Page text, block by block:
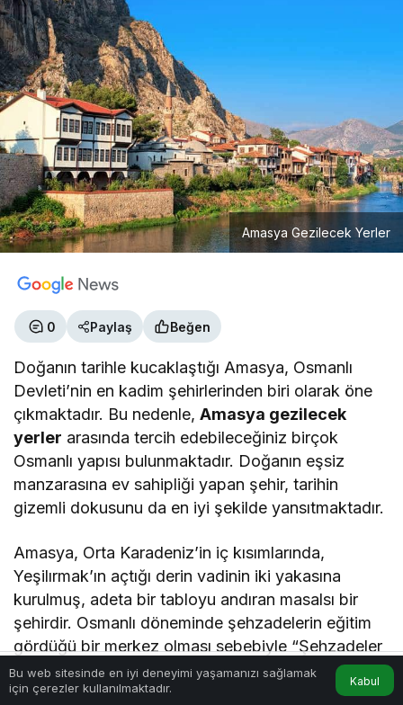
Amasya Gezilecek Yerler
0 Paylaş Beğen
Doğanın tarihle kucaklaştığı Amasya, Osmanlı
Devleti’nin en kadim şehirlerinden biri olarak öne
çıkmaktadır. Bu nedenle,Amasya gezilecek
yerler arasında tercih edebileceğiniz birçok
Osmanlı yapısı bulunmaktadır. Doğanın eşsiz
manzarasına ev sahipliği yapan şehir, tarihin
gizemli dokusunu da en iyi şekilde yansıtmaktadır.
Amasya, Orta Karadeniz’in iç kısımlarında,
Yeşilırmak’ın açtığı derin vadinin iki yakasına
kurulmuş, adeta bir tabloyu andıran masalsı bir
şehirdir. Osmanlı döneminde şehzadelerin eğitim
gördüğü bir merkez olması sebebiyle “Şehzadeler
Şehri” olarak anılan bu kent, binlerce yıllık tarihini
korumayı başarmıştır. Şehre adım attığınızda vadi
Bu web sitesinde en iyi deneyimi yaşamanızı sağlamak
için çerezler kullanılmaktadır.
Kabul
Anasayfa